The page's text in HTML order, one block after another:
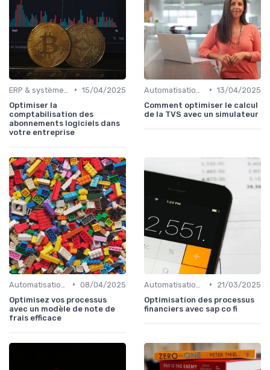
• 15/04/2025
Optimiser la
comptabilisation des
abonnements logiciels dans
votre entreprise
• 13/04/2025
Comment optimiser le calcul
de la TVS avec un simulateur
• 08/04/2025
Optimisez vos processus
avec un modèle de note de
frais efficace
•
21/03/2025
Optimisation des processus
financiers avec sap co fi